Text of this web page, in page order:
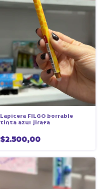
Lapicera FILGO borrable
tinta azul jirafa
$2.500,00